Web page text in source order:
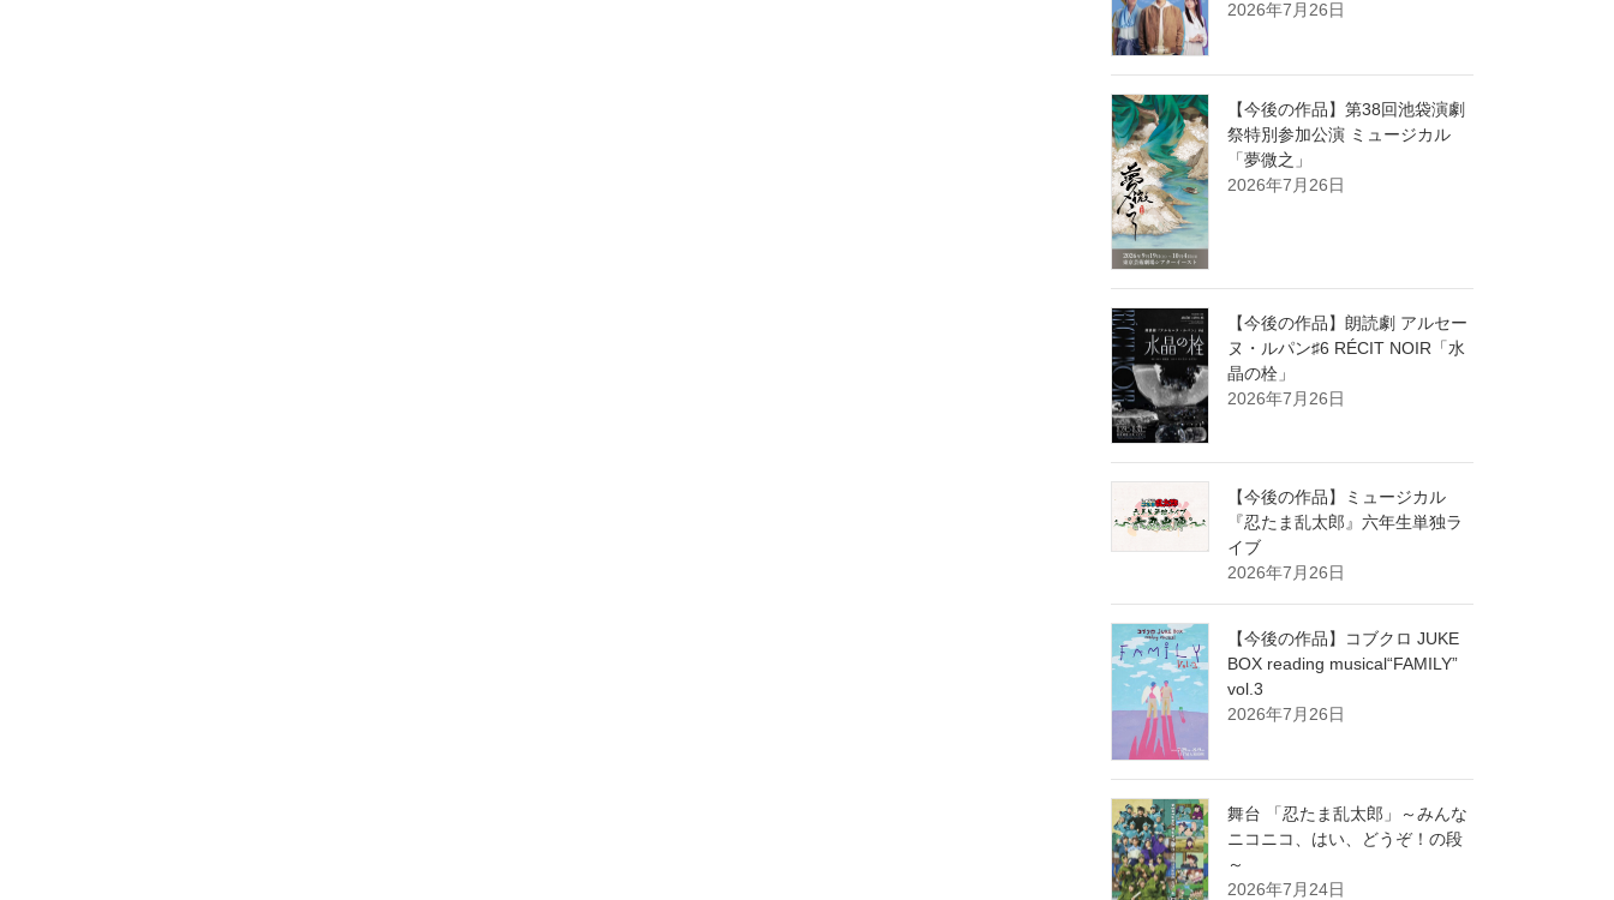
2026年7月26日
【今後の作品】第38回池袋演劇
祭特別参加公演 ミュージカル
「夢微之」
2026年7月26日
【今後の作品】朗読劇 アルセー
ヌ・ルパン♯6 RÉCIT NOIR「水
晶の栓」
2026年7月26日
【今後の作品】ミュージカル
『忍たま乱太郎』六年生単独ラ
イブ
2026年7月26日
【今後の作品】コブクロ JUKE
BOX reading musical“FAMILY”
vol.3
2026年7月26日
舞台 「忍たま乱太郎」～みんな
ニコニコ、はい、どうぞ！の段
～
2026年7月24日